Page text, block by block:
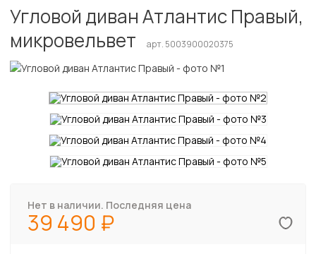
Угловой диван Атлантис Правый,
микровельвет
арт. 5003900020375
Нет в наличии. Последняя цена
39 490